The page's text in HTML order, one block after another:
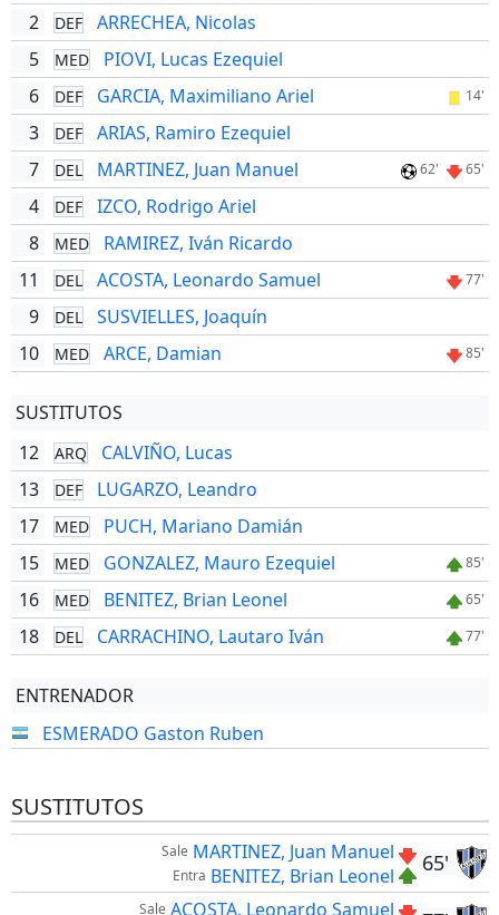
2
DEF
ARRECHEA, Nicolas
5
MED
PIOVI, Lucas Ezequiel
6
DEF GARCIA, Maximiliano Ariel 14'
3 DEF
ARIAS, Ramiro Ezequiel
7
DEL MARTINEZ, Juan Manuel 62' 65'
4 DEF
IZCO, Rodrigo Ariel
8
MED
RAMIREZ, Iván Ricardo
11
DEL ACOSTA, Leonardo Samuel 77'
9 DEL
SUSVIELLES, Joaquín
10
MED ARCE, Damian 85'
SUSTITUTOS
12
ARQ
CALVIÑO, Lucas
13
DEF
LUGARZO, Leandro
17
MED
PUCH, Mariano Damián
15
MED GONZALEZ, Mauro Ezequiel 85'
16 MED BENITEZ, Brian Leonel 65'
18 DEL CARRACHINO, Lautaro Iván 77'
ENTRENADOR
ESMERADO Gaston Ruben
SUSTITUTOS
65'
Sale MARTINEZ, Juan Manuel
Entra BENITEZ, Brian Leonel
Sale ACOSTA, Leonardo Samuel